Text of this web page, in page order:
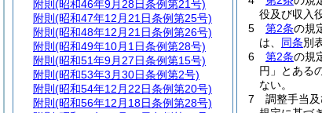
役及び収入
5
第2条の規
は、 同条別
6
第2条の規
円」とある
ない。
7
調整手当
附則 (昭和46年9月28日条例第21号)
附則 (昭和47年12月21日条例第25号)
附則 (昭和48年12月21日条例第26号)
附則 (昭和49年10月1日条例第28号)
附則 (昭和51年9月27日条例第15号)
附則 (昭和53年3月30日条例第2号)
附則 (昭和54年12月22日条例第20号)
附則 (昭和56年12月18日条例第28号)